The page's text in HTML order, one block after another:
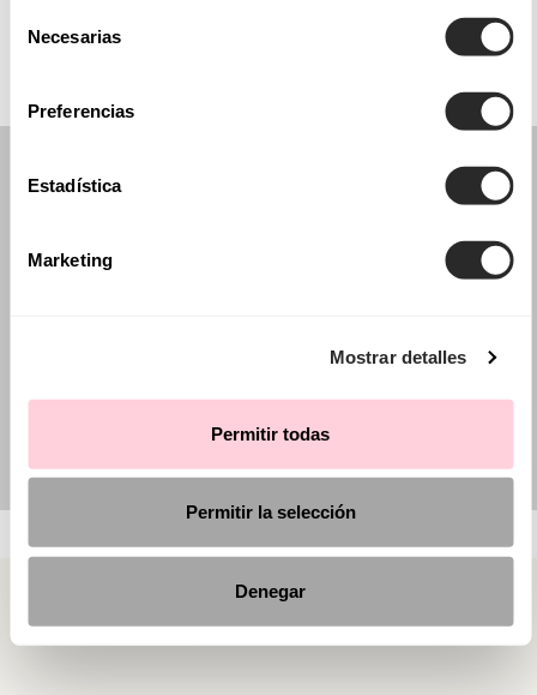
Necesarias
Preferencias
Estadística
Marketing
Mostrar detalles
Permitir todas
Permitir la selección
Denegar